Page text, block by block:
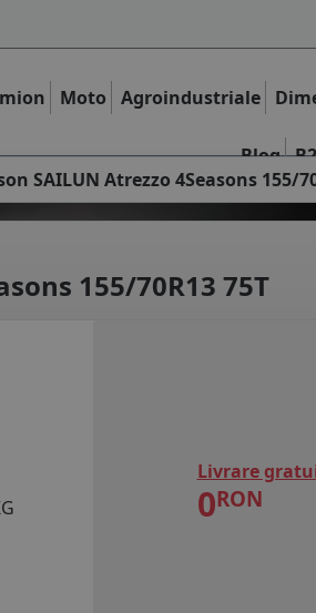
Moto Agroindustriale
Blog
SAILUN Atrezzo 4Seasons 155/
155/70R13 75T
Livrare
0RON